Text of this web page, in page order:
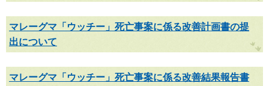
マレーグマ「ウッチー」死亡事案に係る改善計画書の提
出について
マレーグマ「ウッチー」死亡事案に係る改善結果報告書